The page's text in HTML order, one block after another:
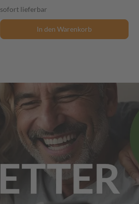
sofort lieferbar
In den Warenkorb